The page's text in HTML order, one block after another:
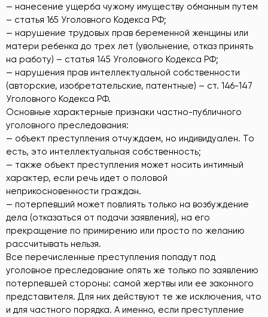
— нанесение ущерба чужому имуществу обманным путем
– статья 165 Уголовного Кодекса РФ;
— нарушение трудовых прав беременной женщины или
матери ребенка до трех лет (увольнение, отказ принять
на работу) – статья 145 Уголовного Кодекса РФ;
— нарушения прав интеллектуальной собственности
(авторские, изобретательские, патентные) – ст. 146-147
Уголовного Кодекса РФ.
Основные характерные признаки частно-публичного
уголовного преследования:
— объект преступления отчуждаем, но индивидуален. То
есть, это интеллектуальная собственность;
— также объект преступления может носить интимный
характер, если речь идет о половой
неприкосновенности граждан.
— потерпевший может повлиять только на возбуждение
дела (отказаться от подачи заявления), на его
прекращение по примирению или просто по желанию
рассчитывать нельзя.
Все перечисленные преступления попадут под
уголовное преследование опять же только по заявлению
потерпевшей стороны: самой жертвы или ее законного
представителя. Для них действуют те же исключения, что
и для частного порядка. А именно, если преступление